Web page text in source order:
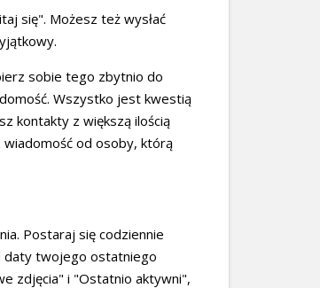
się". Możesz też wysłać
sobie tego zbytnio do
Wszystko jest kwestią
kontakty z większą ilością
od osoby, którą
Postaraj się codziennie
daty twojego ostatniego
zdjęcia" i "Ostatnio aktywni",